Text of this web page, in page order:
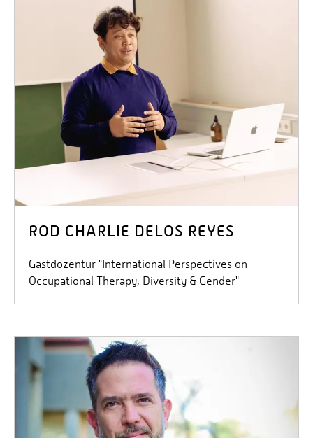
Personalvertretungen
Schwerbehindertenvertretungen
Informationssicherheit
Personalentwicklung
Personensuche
ROD CHARLIE DELOS REYES
Gastdozentur "International Perspectives on
Occupational Therapy, Diversity & Gender"